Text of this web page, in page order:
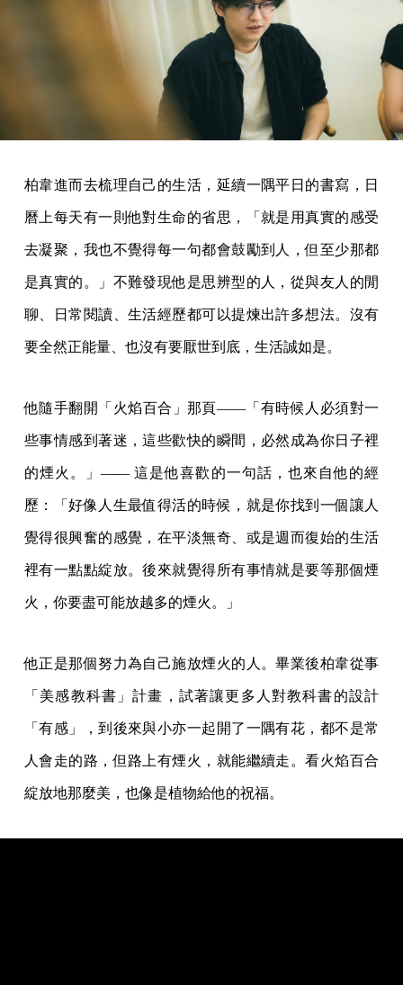
柏韋進而去梳理自己的生活，延續一隅平日的書寫，日
曆上每天有一則他對生命的省思，「就是用真實的感受
去凝聚，我也不覺得每一句都會鼓勵到人，但至少那都
是真實的。」不難發現他是思辨型的人，從與友人的閒
聊、日常閱讀、生活經歷都可以提煉出許多想法。沒有
要全然正能量、也沒有要厭世到底，生活誠如是。
他隨手翻開「火焰百合」那頁——「有時候人必須對一
些事情感到著迷，這些歡快的瞬間，必然成為你日子裡
的煙火。」—— 這是他喜歡的一句話，也來自他的經
歷：「好像人生最值得活的時候，就是你找到一個讓人
覺得很興奮的感覺，在平淡無奇、或是週而復始的生活
裡有一點點綻放。後來就覺得所有事情就是要等那個煙
火，你要盡可能放越多的煙火。」
他正是那個努力為自己施放煙火的人。畢業後柏韋從事
「美感教科書」計畫，試著讓更多人對教科書的設計
「有感」，到後來與小亦一起開了一隅有花，都不是常
人會走的路，但路上有煙火，就能繼續走。看火焰百合
綻放地那麼美，也像是植物給他的祝福。